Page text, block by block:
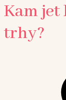
Kam jet
trhy?